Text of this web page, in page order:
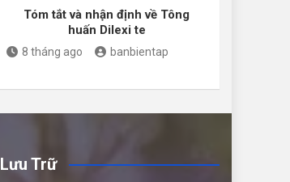
Tóm tắt và nhận định về Tông
huấn Dilexi te
8 tháng ago banbientap
Lưu Trữ